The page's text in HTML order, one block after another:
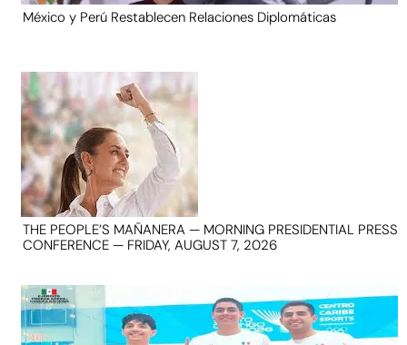
México y Perú Restablecen Relaciones Diplomáticas
THE PEOPLE’S MAÑANERA — MORNING PRESIDENTIAL PRESS
CONFERENCE — FRIDAY, AUGUST 7, 2026